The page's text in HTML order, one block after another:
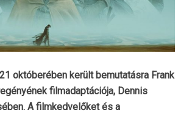
októberében került bemutatásra Frank
filmadaptációja, Dennis
A filmkedvelőket és a